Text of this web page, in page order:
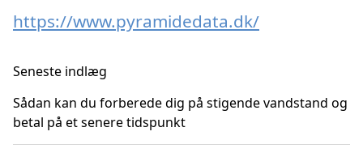
https://www.pyramidedata.dk/
Seneste indlæg
Sådan kan du forberede dig på stigende vandstand og
betal på et senere tidspunkt